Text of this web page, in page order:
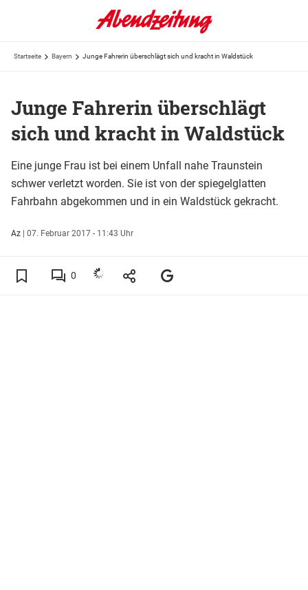
Startseite Bayern Junge Fahrerin überschlägt sich und kracht in Waldstück
Junge Fahrerin überschlägt
sich und kracht in Waldstück
Eine junge Frau ist bei einem Unfall nahe Traunstein
schwer verletzt worden. Sie ist von der spiegelglatten
Fahrbahn abgekommen und in ein Waldstück gekracht.
Az | 07. Februar 2017 - 11:43 Uhr
0